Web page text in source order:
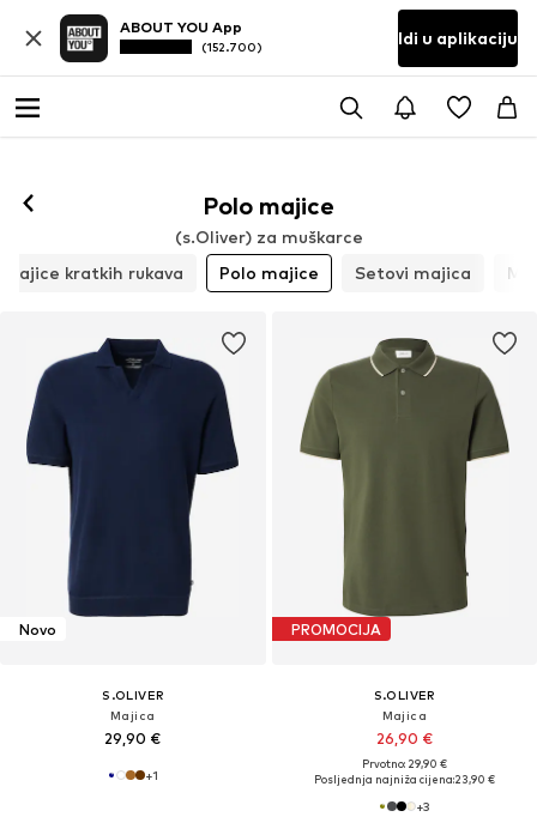
ABOUT YOU App
(152.700) Idi u aplikaciju
Polo majice
(s.Oliver) za muškarce
Majice kratkih rukava
Polo majice Setovi majica
Novo
S.OLIVER
Majica
29,90 €
+1
PROMOCIJA
S.OLIVER
Majica
26,90 €
Prvotno: 29,90 €
Posljednja najniža cijena:23,90 €
+3